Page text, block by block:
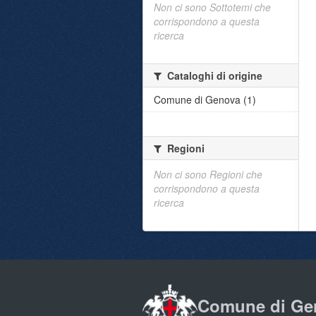
Non ci sono Sottotemi che
corrispondono a questa
ricerca
Cataloghi di origine
Comune di Genova (1)
Regioni
Non ci sono Regioni che
corrispondono a questa
ricerca
Comune di